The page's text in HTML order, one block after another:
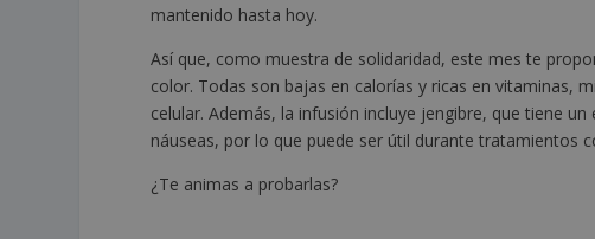
mantenido hasta hoy.
Así que, como muestra de solidaridad, este mes te
color. Todas son bajas en calorías y ricas en vitaminas,
celular. Además, la infusión incluye jengibre, que tiene
náuseas, por lo que puede ser útil durante tratamientos
¿Te animas a probarlas?